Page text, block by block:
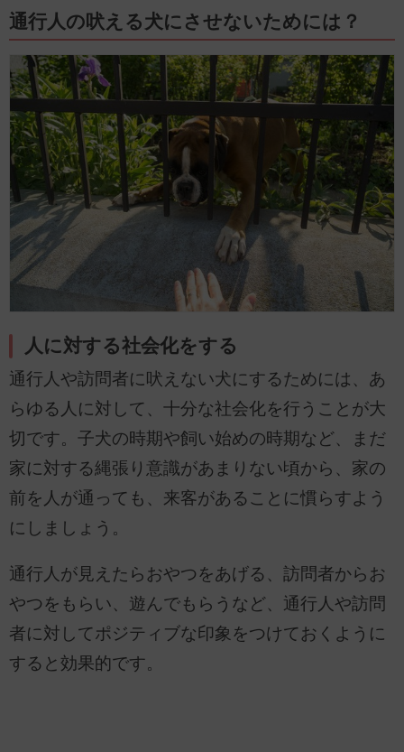
通行人の吠える犬にさせないためには？
人に対する社会化をする
通行人や訪問者に吠えない犬にするためには、あ
らゆる人に対して、十分な社会化を行うことが大
切です。子犬の時期や飼い始めの時期など、まだ
家に対する縄張り意識があまりない頃から、家の
前を人が通っても、来客があることに慣らすよう
にしましょう。
通行人が見えたらおやつをあげる、訪問者からお
やつをもらい、遊んでもらうなど、通行人や訪問
者に対してポジティブな印象をつけておくように
すると効果的です。